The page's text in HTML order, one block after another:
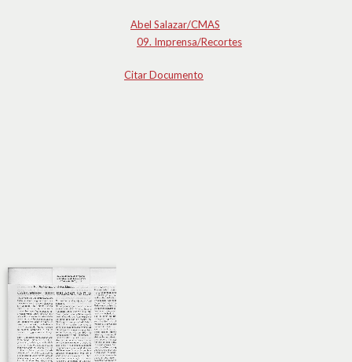
Abel Salazar/CMAS
09. Imprensa/Recortes
Citar Documento